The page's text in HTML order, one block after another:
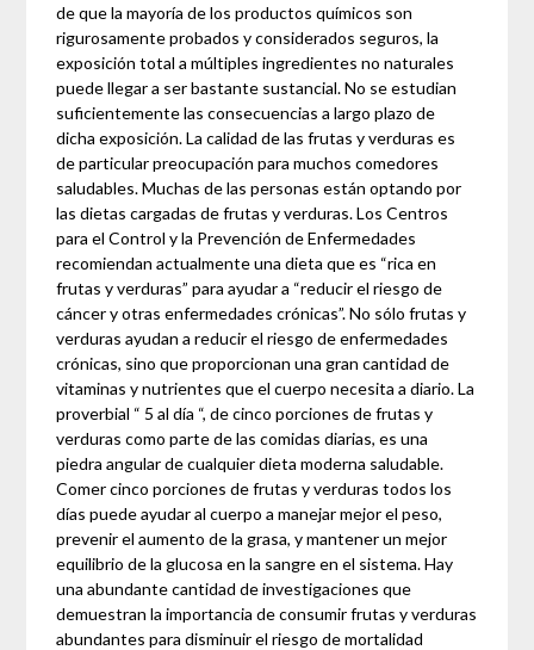
de que la mayoría de los productos químicos son
rigurosamente probados y considerados seguros, la
exposición total a múltiples ingredientes no naturales
puede llegar a ser bastante sustancial. No se estudian
suficientemente las consecuencias a largo plazo de
dicha exposición. La calidad de las frutas y verduras es
de particular preocupación para muchos comedores
saludables. Muchas de las personas están optando por
las dietas cargadas de frutas y verduras. Los Centros
para el Control y la Prevención de Enfermedades
recomiendan actualmente una dieta que es “rica en
frutas y verduras” para ayudar a “reducir el riesgo de
cáncer y otras enfermedades crónicas”. No sólo frutas y
verduras ayudan a reducir el riesgo de enfermedades
crónicas, sino que proporcionan una gran cantidad de
vitaminas y nutrientes que el cuerpo necesita a diario. La
proverbial “ 5 al día “, de cinco porciones de frutas y
verduras como parte de las comidas diarias, es una
piedra angular de cualquier dieta moderna saludable.
Comer cinco porciones de frutas y verduras todos los
días puede ayudar al cuerpo a manejar mejor el peso,
prevenir el aumento de la grasa, y mantener un mejor
equilibrio de la glucosa en la sangre en el sistema. Hay
una abundante cantidad de investigaciones que
demuestran la importancia de consumir frutas y verduras
abundantes para disminuir el riesgo de mortalidad